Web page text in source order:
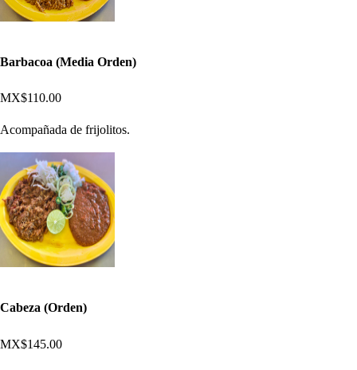
Barbacoa (Media Orden)
MX$110.00
Acompañada de frijolitos.
Cabeza (Orden)
MX$145.00